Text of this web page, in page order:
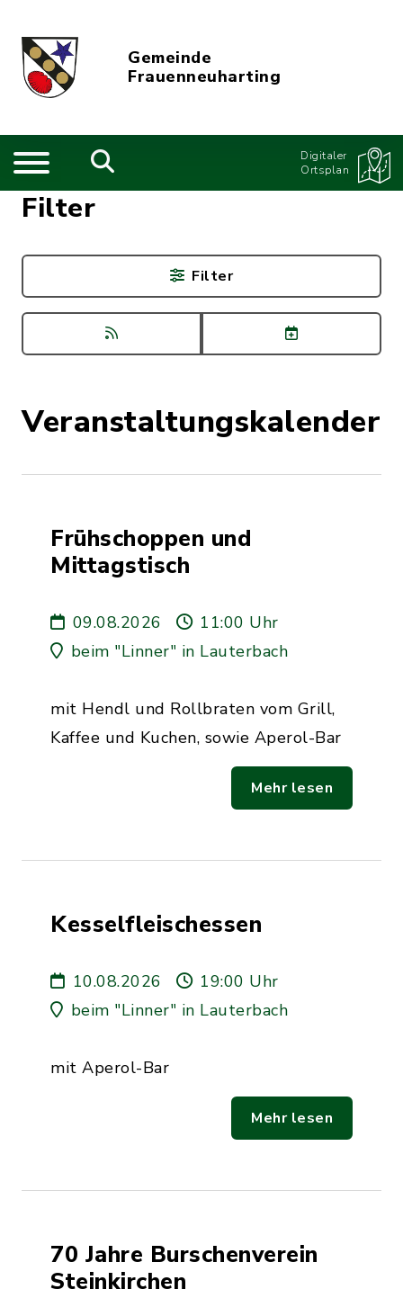
Gemeinde
Frauenneuharting
Digitaler
Ortsplan
Veranstaltungskalender
Frühschoppen und
Mittagstisch
09.08.2026
11:00 Uhr
beim "Linner" in Lauterbach
mit Hendl und Rollbraten vom Grill,
Kaffee und Kuchen, sowie Aperol-Bar
Mehr lesen
Kesselfleischessen
10.08.2026
19:00 Uhr
beim "Linner" in Lauterbach
mit Aperol-Bar
Mehr lesen
70 Jahre Burschenverein
Steinkirchen
Filter
Filter